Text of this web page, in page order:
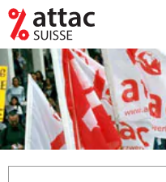
Aller
au
contenu